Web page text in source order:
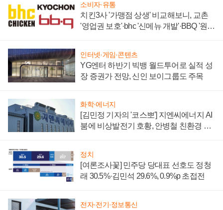
소비자·유통
치킨3사 '가맹점 상생' 비교해보니, 교촌
'영업권 보호'·bhc '신메뉴 개발'·BBQ '원가
인터넷·게임·콘텐츠
YG엔터 하반기 빅뱅 월드투어로 실적 성
장 증권가 전망, 신인 보이그룹도 주목
화학·에너지
[김민정 기자의 '코스뽀'] 지엔씨에너지 AI
붐에 비상발전기 호황, 안병철 친환경 에
정치
[여론조사꽃] 민주당 당대표 선호도 정청
래 30.5%·김민석 29.6%, 0.9%p 초접전
전자·전기·정보통신